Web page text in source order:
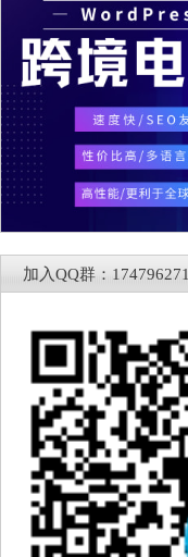
加入QQ群：174796271